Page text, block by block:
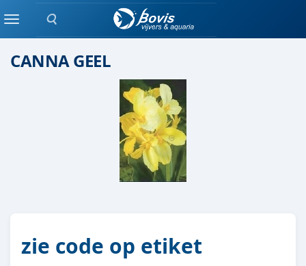
Zoeken
Menumoeras/waterplanten
CANNA GEEL
zie code op etiket